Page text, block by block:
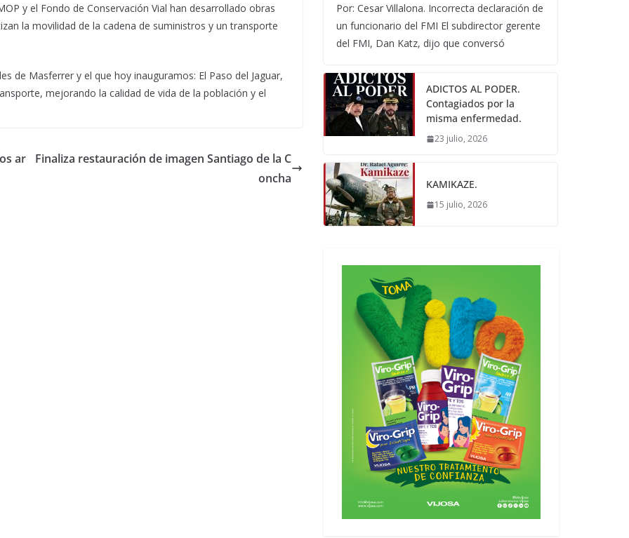
y el Fondo de Conservación Vial han desarrollado obras
la movilidad de la cadena de suministros y un transporte
de Masferrer y el que hoy inauguramos: El Paso del Jaguar,
mejorando la calidad de vida de la población y el
ar
Finaliza restauración de imagen Santiago de la C
oncha
Por: Cesar Villalona. Incorrecta declaración de
un funcionario del FMI El subdirector gerente
del FMI, Dan Katz, dijo que conversó
ADICTOS AL PODER.
Contagiados por la
misma enfermedad.
23 julio, 2026
KAMIKAZE.
15 julio, 2026